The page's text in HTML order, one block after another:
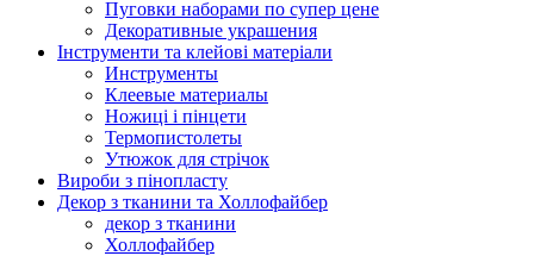
Пуговки наборами по супер цене
Декоративные украшения
Інструменти та клейові матеріали
Инструменты
Клеевые материалы
Ножиці і пінцети
Термопистолеты
Утюжок для стрічок
Вироби з пінопласту
Декор з тканини та Холлофайбер
декор з тканини
Холлофайбер